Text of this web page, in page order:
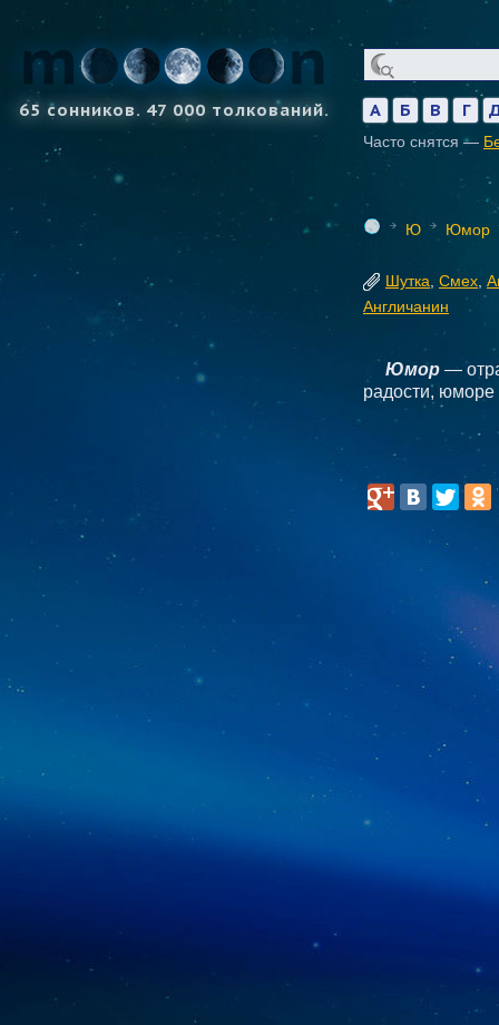
65 сонников. 47 000 толкований. А Б В Г
Часто снятся —
Ю Юмор
Шутка Смех
Англичанин
Юмор —
радости, юморе